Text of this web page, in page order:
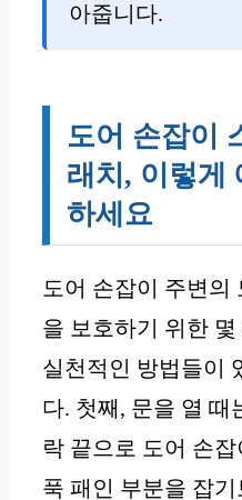
아줍니다.
도어 손잡이
래치, 이렇게
하세요
도어 손잡이 주변의
을 보호하기 위한 몇
실천적인 방법들이
다. 첫째, 문을 열 때
락 끝으로 도어 손잡
푹 패인 부분을 잡기